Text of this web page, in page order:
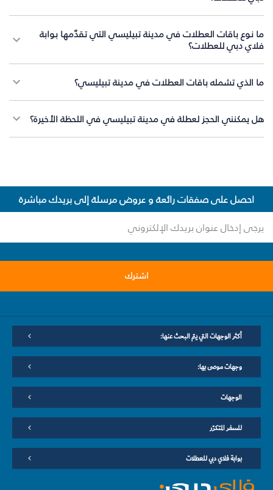
ما نوع باقات العطلات في مدينة تبيليسي التي تقدّمها بوابة
فلاي دبي للعطلات؟
ما الذي تشمله باقات العطلات في مدينة تبيليسي؟
هل يمكنني الحجز لعطلة في مدينة تبيليسي في اللحظة الأخيرة؟
احصل على صفقات رائعة و عروض مرسلة إلى بريدك مباشرة
اشترك
أكثر الوجهات التي يتم البحث عنها:
وجهات موصى بها:
الوجهات
للسفر المتكرّر
بوابة فلاي دبي للعطلات